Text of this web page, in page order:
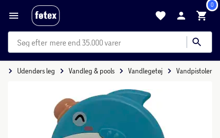
0
mere end 35.000 varer
Udendørs leg Vandleg & pools Vandlegetøj Vandpistoler